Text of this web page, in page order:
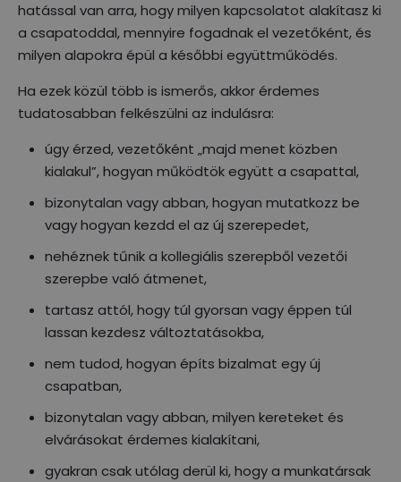
hatással van arra, hogy milyen kapcsolatot alakítasz ki
a csapatoddal, mennyire fogadnak el vezetőként, és
milyen alapokra épül a későbbi együttműködés.
Ha ezek közül több is ismerős, akkor érdemes
tudatosabban felkészülni az indulásra:
úgy érzed, vezetőként „majd menet közben
kialakul”, hogyan működtök együtt a csapattal,
bizonytalan vagy abban, hogyan mutatkozz be
vagy hogyan kezdd el az új szerepedet,
nehéznek tűnik a kollegiális szerepből vezetői
szerepbe való átmenet,
tartasz attól, hogy túl gyorsan vagy éppen túl
lassan kezdesz változtatásokba,
nem tudod, hogyan építs bizalmat egy új
csapatban,
bizonytalan vagy abban, milyen kereteket és
elvárásokat érdemes kialakítani,
gyakran csak utólag derül ki, hogy a munkatársak